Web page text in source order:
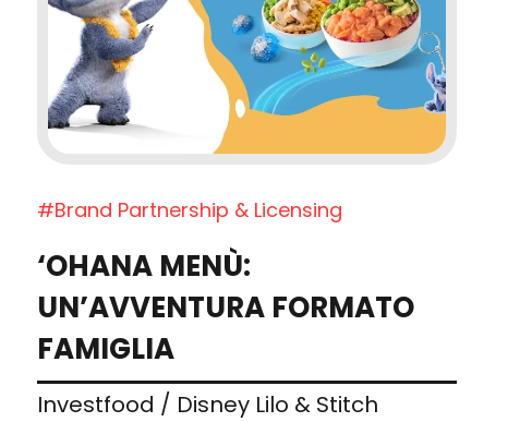
#Brand Partnership & Licensing
‘OHANA MENÙ:
UN’AVVENTURA FORMATO
FAMIGLIA
Investfood / Disney Lilo & Stitch